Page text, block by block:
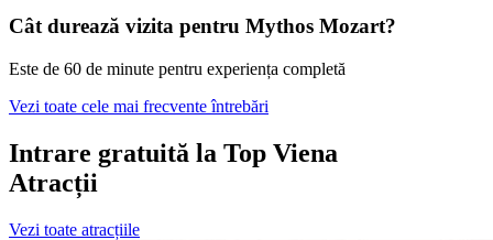
Cât durează vizita pentru Mythos Mozart?
Este de 60 de minute pentru experiența completă
Vezi toate cele mai frecvente întrebări
Intrare gratuită la Top Viena
Atracții
Vezi toate atracțiile